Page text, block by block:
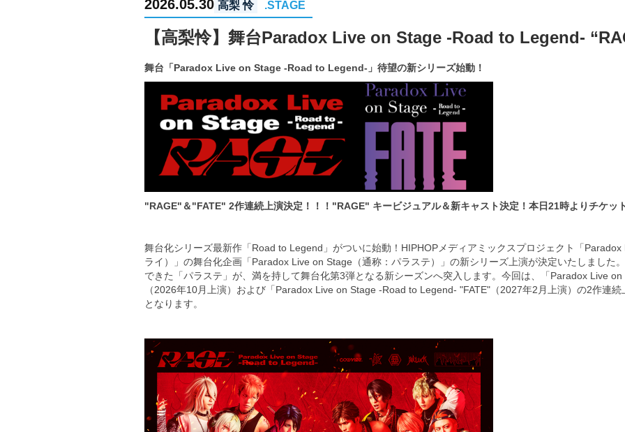
2026.05.30 高梨 怜 .STAGE
【高梨怜】舞台Paradox Live on Stage -Road to Legend-
舞台「Paradox Live on Stage -Road to Legend-」待望の新シリーズ始動！
"RAGE"＆"FATE" 2作連続上演決定！！！"RAGE" キービジュアル＆新キャスト決定！本日21時よりチケッ
舞台化シリーズ最新作「Road to Legend」がついに始動！HIPHOPメディアミックスプロジェクト「
ライ）」の舞台化企画「Paradox Live on Stage（通称：パラステ）」の新シリーズ上演が決定いたしました
できた「パラステ」が、満を持して舞台化第3弾となる新シーズンへ突入します。今回は、「Paradox Live on
（2026年10月上演）および「Paradox Live on Stage -Road to Legend- "FATE"（2027年2月上演）の2作連
となります。